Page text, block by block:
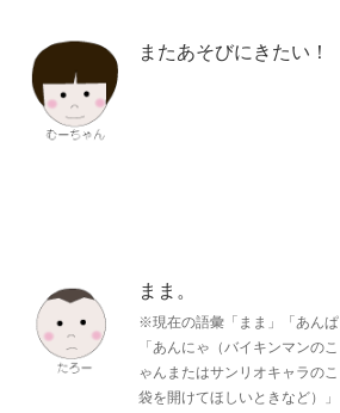
またあそびにきたい！
まま。
※現在の語彙「まま」「あんぱ
「あんにゃ（バイキンマンの
ゃんまたはサンリオキャラの
袋を開けてほしいときなど）